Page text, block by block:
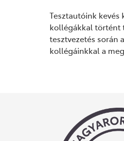
Tesztautóink
kollégákkal történt
tesztvezetés során
kollégáinkkal a